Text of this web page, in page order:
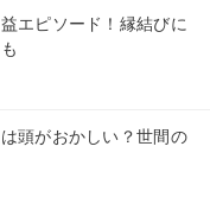
エピソード！縁結びに
頭がおかしい？世間の